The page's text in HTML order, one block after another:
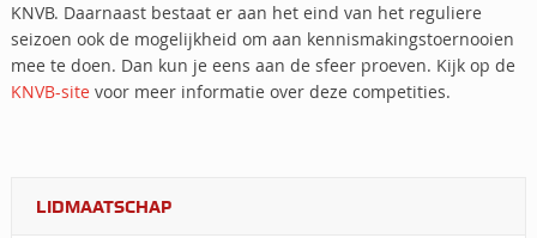
KNVB. Daarnaast bestaat er aan het eind van het reguliere
seizoen ook de mogelijkheid om aan kennismakingstoernooien
mee te doen. Dan kun je eens aan de sfeer proeven. Kijk op de
KNVB-sitevoor meer informatie over deze competities.
LIDMAATSCHAP